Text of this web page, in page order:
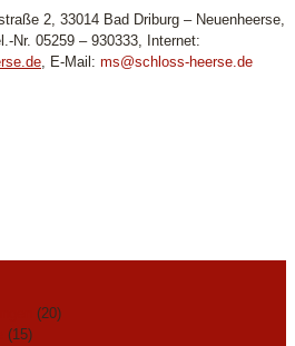
2, 33014 Bad Driburg – Neuenheerse,
Nr. 05259 – 930333, Internet:
, E-Mail: ms@schloss-heerse.de
(20)
(15)